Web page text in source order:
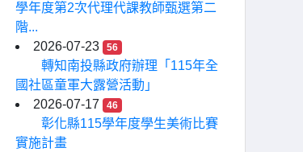
學年度第2次代理代課教師甄選第二
階...
2026-07-23
56
轉知南投縣政府辦理「115年全
國社區童軍大露營活動」
2026-07-17
46
彰化縣115學年度學生美術比賽
實施計畫